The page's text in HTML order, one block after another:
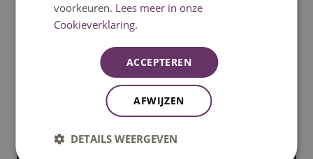
voorkeuren. Lees meer in onze
Cookieverklaring.
ACCEPTEREN
AFWIJZEN
DETAILS WEERGEVEN